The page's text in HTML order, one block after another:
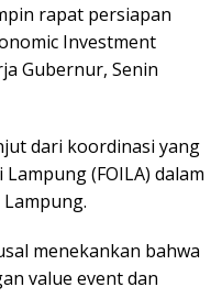
rapat persiapan
Investment
Gubernur, Senin
dari koordinasi yang
(FOILA) dalam
menekankan bahwa
value event dan